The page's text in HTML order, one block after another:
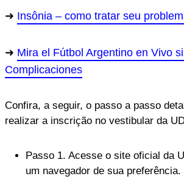
Insônia – como tratar seu
Mira el Fútbol Argentino en Vivo
Complicaciones
Confira, a seguir, o passo a passo
realizar a inscrição no vestibular da
Passo 1. Acesse o site oficial da
um navegador de sua preferência.